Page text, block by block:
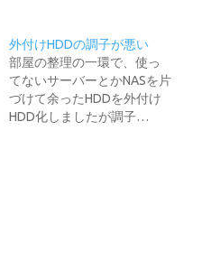
外付けHDDの調子が悪い
部屋の整理の一環で、使っ
てないサーバーとかNASを片
づけて余ったHDDを外付け
HDD化しましたが調子…